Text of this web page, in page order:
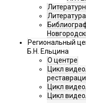
Региональный
Б.Н. Ельцина
О центре
Цикл
Цикл
Цикл